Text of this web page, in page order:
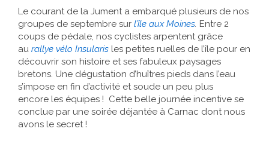
d’entreprise
Autres
destinations
L’agence
Insularis
Actualités
Le courant de la Jument a embarqué plusieurs de nos
groupes de septembre sur l’île aux Moines. Entre 2
coups de pédale, nos cyclistes arpentent grâce
au rallye vélo Insularis les petites ruelles de l’île pour en
découvrir son histoire et ses fabuleux paysages
bretons. Une dégustation d’huîtres pieds dans l’eau
s’impose en fin d’activité et soude un peu plus
encore les équipes ! Cette belle journée incentive se
conclue par une soirée déjantée à Carnac dont nous
avons le secret !